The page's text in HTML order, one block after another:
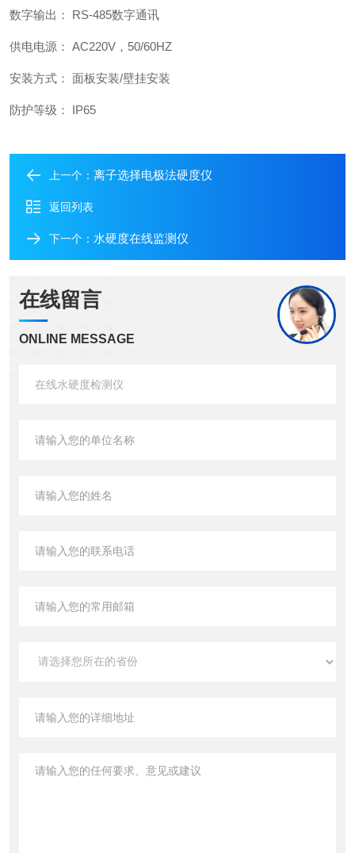
数字输出： RS-485数字通讯
供电电源： AC220V，50/60HZ
安装方式： 面板安装/壁挂安装
防护等级： IP65
上一个： 离子选择电极法硬度仪
返回列表
下一个： 水硬度在线监测仪
在线留言
ONLINE MESSAGE